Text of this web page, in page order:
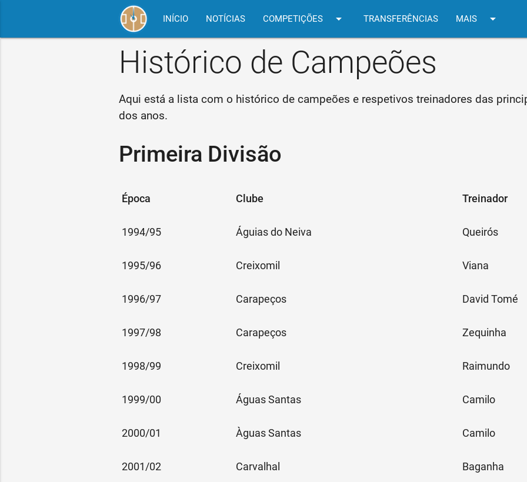
INÍCIO NOTÍCIAS COMPETIÇÕES arrow_drop_down TRANSFERÊNCIAS MAIS arrow_drop_down
Histórico de Campeões
Aqui está a lista com o histórico de campeões e respetivos treinadores das
dos anos.
Primeira Divisão
Época Clube Treinador
1994/95 Águias do Neiva Queirós
1995/96 Creixomil Viana
1996/97 Carapeços David Tomé
1997/98 Carapeços Zequinha
1998/99 Creixomil Raimundo
1999/00 Águas Santas Camilo
2000/01 Àguas Santas Camilo
2001/02 Carvalhal Baganha